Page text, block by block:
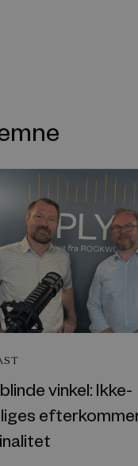
vinkel: Ikke-